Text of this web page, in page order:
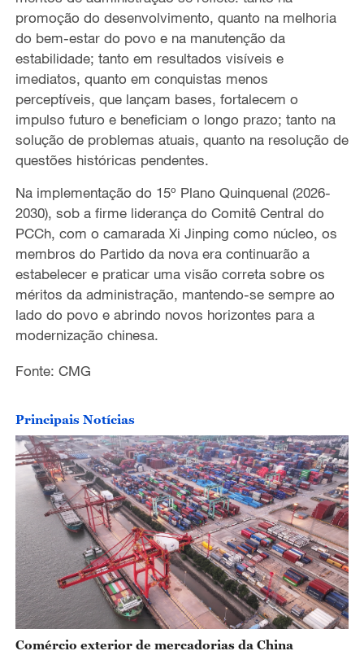
promoção do desenvolvimento, quanto na melhoria
do bem-estar do povo e na manutenção da
estabilidade; tanto em resultados visíveis e
imediatos, quanto em conquistas menos
perceptíveis, que lançam bases, fortalecem o
impulso futuro e beneficiam o longo prazo; tanto na
solução de problemas atuais, quanto na resolução de
questões históricas pendentes.
Na implementação do 15º Plano Quinquenal (2026-
2030), sob a firme liderança do Comitê Central do
PCCh, com o camarada Xi Jinping como núcleo, os
membros do Partido da nova era continuarão a
estabelecer e praticar umavisão correta sobre os
méritos daadministração, mantendo-se sempre ao
lado do povo e abrindo novos horizontes para a
modernização chinesa.
Fonte: CMG
Principais Notícias
Comércio exterior de mercadorias da China